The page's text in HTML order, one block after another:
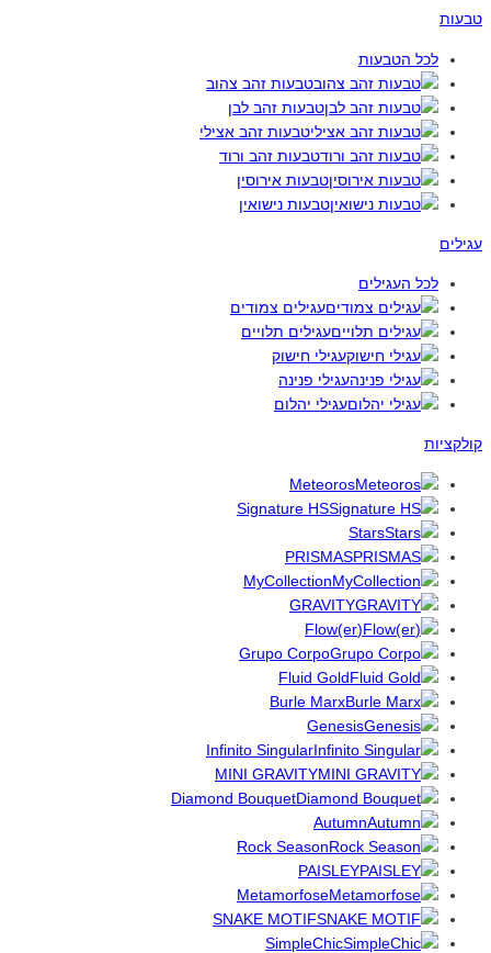
טבעות
לכל הטבעות
טבעות זהב צהוב
טבעות זהב לבן
טבעות זהב אצילי
טבעות זהב ורוד
טבעות אירוסין
טבעות נישואין
עגילים
לכל העגילים
עגילים צמודים
עגילים תלויים
עגילי חישוק
עגילי פנינה
עגילי יהלום
קולקציות
Meteoros
Signature HS
Stars
PRISMAS
MyCollection
GRAVITY
(Flow(er
Grupo Corpo
Fluid Gold
Burle Marx
Genesis
Infinito Singular
MINI GRAVITY
Diamond Bouquet
Autumn
Rock Season
PAISLEY
Metamorfose
SNAKE MOTIF
SimpleChic